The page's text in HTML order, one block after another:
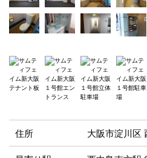
住所 大阪市淀川区